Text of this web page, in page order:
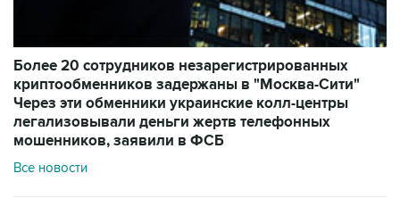
Более 20 сотрудников незарегистрированных
криптообменников задержаны в "Москва-Сити"
Через эти обменники украинские колл-центры
легализовывали деньги жертв телефонных
мошенников, заявили в ФСБ
Все новости